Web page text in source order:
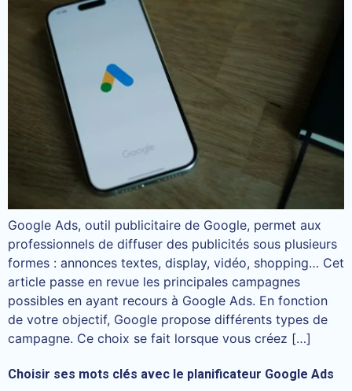
Google Ads, outil publicitaire de Google, permet aux
professionnels de diffuser des publicités sous plusieurs
formes : annonces textes, display, vidéo, shopping… Cet
article passe en revue les principales campagnes
possibles en ayant recours à Google Ads. En fonction
de votre objectif, Google propose différents types de
campagne. Ce choix se fait lorsque vous créez […]
Choisir ses mots clés avec le planificateur Google Ads